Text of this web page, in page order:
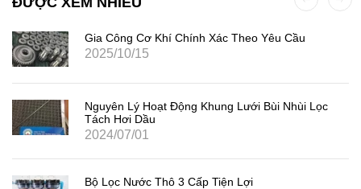
Gia Công Cơ Khí Chính Xác Theo Yêu Cầu
2025/10/15
Nguyên Lý Hoạt Động Khung Lưới Bùi Nhùi Lọc
Tách Hơi Dầu
2024/07/01
Bộ Lọc Nước Thô 3 Cấp Tiện Lợi